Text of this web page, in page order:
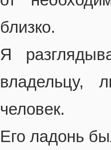
близко.
Я
владельцу,
человек.
Его ладонь